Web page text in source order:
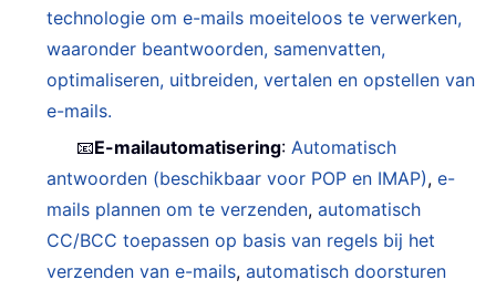
technologie om e-mails moeiteloos te verwerken,
waaronder beantwoorden, samenvatten,
optimaliseren, uitbreiden, vertalen en opstellen van
e-mails.
📧E-mailautomatisering:Automatisch
antwoorden (beschikbaar voor POP en IMAP),e-
mails plannen om te verzenden,automatisch
CC/BCC toepassen op basis van regels bij het
verzenden van e-mails,automatisch doorsturen